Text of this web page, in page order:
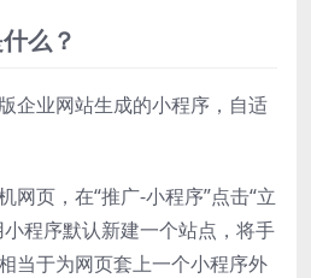
么？
企业网站生成的小程序，自适
网页，在“推广-小程序”点击“立
程序默认新建一个站点，将手
当于为网页套上一个小程序外